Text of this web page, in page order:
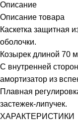
Описание
Описание товара
Каскетка защитная
оболочки.
Козырек длиной 70
С внутренней
амортизатор из
Плавная
застежек-липучек.
ХАРАКТЕРИСТИКИ